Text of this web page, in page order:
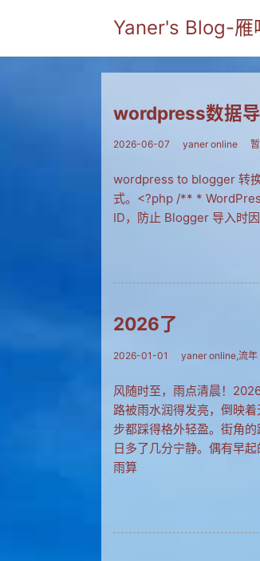
Yaner's Blog-雁
wordpress数据
2026-06-07 yaner online
wordpress to blogger 转
式。<?php /** *
ID，防止 Blogger 导入时
2026了
2026-01-01 yaner online,流年
风随时至，雨点清晨！
路被雨水润得发亮，倒映
步都踩得格外轻盈。街角
日多了几分宁静。偶有早
雨算